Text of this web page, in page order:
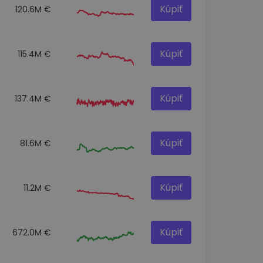
120.6M € Kúpiť
115.4M € Kúpiť
137.4M € Kúpiť
81.6M € Kúpiť
11.2M € Kúpiť
672.0M € Kúpiť